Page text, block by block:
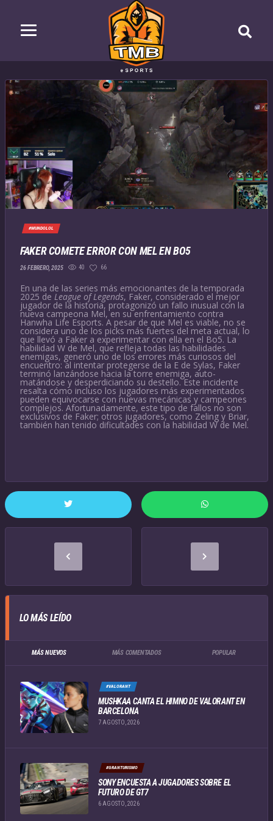
#MUNDOLOL
FAKER COMETE ERROR CON MEL EN BO5
26 FEBRERO, 2025 40 66
En una de las series más emocionantes de la temporada
2025 de League of Legends, Faker, considerado el mejor
jugador de la historia, protagonizó un fallo inusual con la
nueva campeona Mel, en su enfrentamiento contra
Hanwha Life Esports. A pesar de que Mel es viable, no se
considera uno de los picks más fuertes del meta actual, lo
que llevó a Faker a experimentar con ella en el Bo5. La
habilidad W de Mel, que refleja todas las habilidades
enemigas, generó uno de los errores más curiosos del
encuentro: al intentar protegerse de la E de Sylas, Faker
terminó lanzándose hacia la torre enemiga, auto-
matándose y desperdiciando su destello. Este incidente
resalta cómo incluso los jugadores más experimentados
pueden equivocarse con nuevas mecánicas y campeones
complejos. Afortunadamente, este tipo de fallos no son
exclusivos de Faker; otros jugadores, como Zeling y Briar,
también han tenido dificultades con la habilidad W de Mel.
LO MÁS LEÍDO
MÁS NUEVOS MÁS COMENTADOS POPULAR
#VALORANT
MUSHKAA CANTA EL HIMNO DE VALORANT EN
BARCELONA
7 AGOSTO, 2026
#GRANTURISMO
SONY ENCUESTA A JUGADORES SOBRE EL
FUTURO DE GT7
6 AGOSTO, 2026